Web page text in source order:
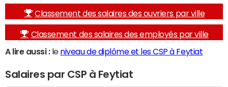
Classement des salaires des ouvriers par ville
Classement des salaires des employés par ville
A lire aussi :le niveau de diplôme et les CSP à Feytiat
Salaires par CSP à Feytiat